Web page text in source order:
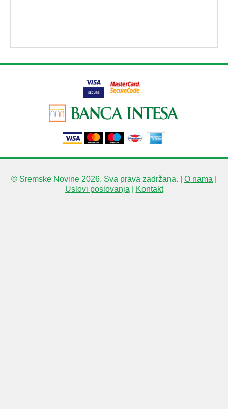
© Sremske Novine 2026. Sva prava zadržana. | O nama
Uslovi poslovanja
Kontakt